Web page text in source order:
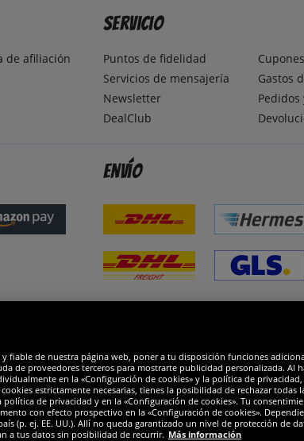
de afiliación
Servicio
Puntos de fidelidad
Servicios de mensajería
Newsletter
DealClub
Cupones
Gastos
Pedidos
Envío
fiable de nuestra página web, poner a tu disposición funciones
de proveedores terceros para mostrarte publicidad personalizada. Al
en la «Configuración de cookies» y la política de
estrictamente necesarias, tienes la posibilidad de rechazar
de privacidad y en la «Configuración de cookies». Tu
con efecto prospectivo en la «Configuración de cookies».
(p. ej. EE. UU.). Allí no queda garantizado un nivel de protección de
a tus datos sin posibilidad de recurrir. Más información